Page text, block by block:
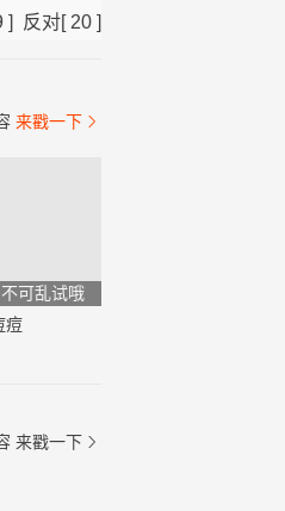
] 反对[20 ]
来戳一下 
可乱试哦
痘
来戳一下 